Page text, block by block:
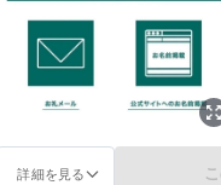
詳細を見る